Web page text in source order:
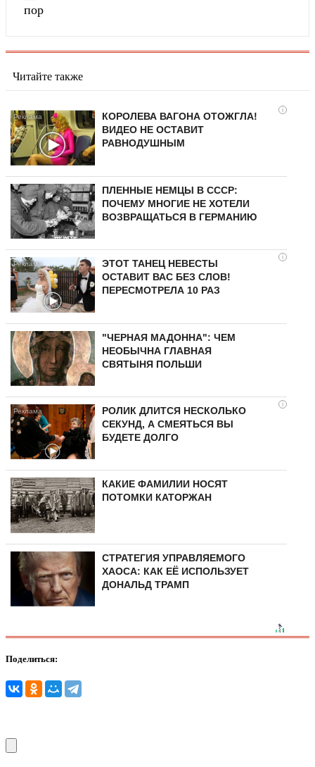
пор
Читайте также
i
КОРОЛЕВА ВАГОНА ОТОЖГЛА!
ВИДЕО НЕ ОСТАВИТ
РАВНОДУШНЫМ
ПЛЕННЫЕ НЕМЦЫ В СССР:
ПОЧЕМУ МНОГИЕ НЕ ХОТЕЛИ
ВОЗВРАЩАТЬСЯ В ГЕРМАНИЮ
i
ЭТОТ ТАНЕЦ НЕВЕСТЫ
ОСТАВИТ ВАС БЕЗ СЛОВ!
ПЕРЕСМОТРЕЛА 10 РАЗ
"ЧЕРНАЯ МАДОННА": ЧЕМ
НЕОБЫЧНА ГЛАВНАЯ
СВЯТЫНЯ ПОЛЬШИ
i
РОЛИК ДЛИТСЯ НЕСКОЛЬКО
СЕКУНД, А СМЕЯТЬСЯ ВЫ
БУДЕТЕ ДОЛГО
КАКИЕ ФАМИЛИИ НОСЯТ
ПОТОМКИ КАТОРЖАН
СТРАТЕГИЯ УПРАВЛЯЕМОГО
ХАОСА: КАК ЕЁ ИСПОЛЬЗУЕТ
ДОНАЛЬД ТРАМП
Поделиться: